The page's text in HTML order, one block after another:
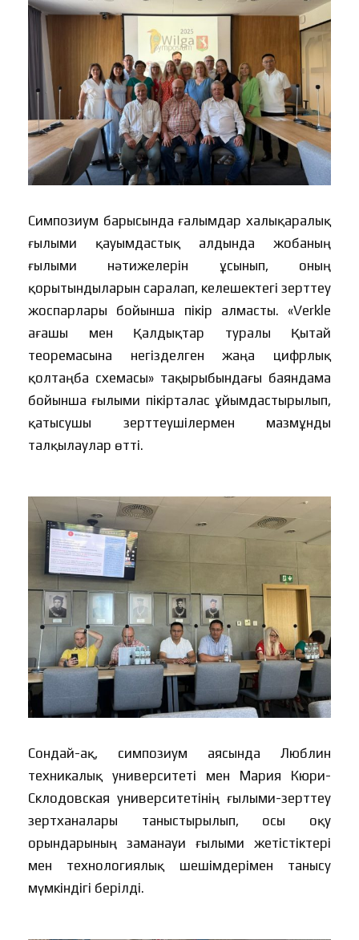
Симпозиум барысында ғалымдар халықаралық
ғылыми қауымдастық алдында жобаның
ғылыми нәтижелерін ұсынып, оның
қорытындыларын саралап, келешектегі зерттеу
жоспарлары бойынша пікір алмасты. «Verkle
ағашы мен Қалдықтар туралы Қытай
теоремасына негізделген жаңа цифрлық
қолтаңба схемасы» тақырыбындағы баяндама
бойынша ғылыми пікірталас ұйымдастырылып,
қатысушы зерттеушілермен мазмұнды
талқылаулар өтті.
Сондай-ақ, симпозиум аясында Люблин
техникалық университеті мен Мария Кюри-
Склодовская университетінің ғылыми-зерттеу
зертханалары таныстырылып, осы оқу
орындарының заманауи ғылыми жетістіктері
мен технологиялық шешімдерімен танысу
мүмкіндігі берілді.